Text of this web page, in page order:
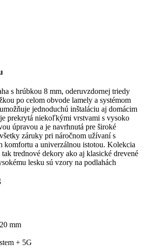
s hrúbkou 8 mm, oderuvzdornej triedy
po celom obvode lamely a systémom
jednoduchú inštaláciu aj domácim
prekrytá niekoľkými vrstvami s vysoko
úpravou a je navrhnutá pre široké
záruky pri náročnom užívaní s
komfortu a univerzálnou istotou. Kolekcia
trednové dekory ako aj klasické drevené
lesku sú vzory na podlahách
mm
+ 5G